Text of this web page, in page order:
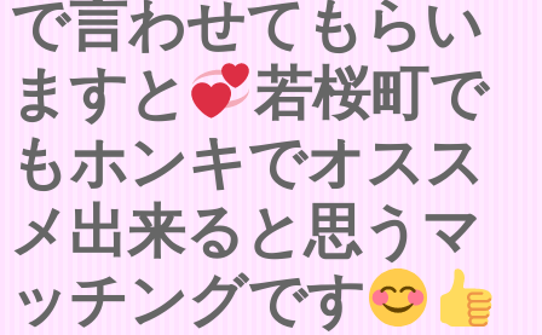
で言わせてもらい
ますと
若桜町で
もホンキでオスス
メ出来ると思うマ
ッチングです